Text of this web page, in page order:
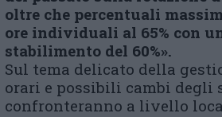
oltre che percentuali
ore individuali al 65% con
stabilimento del 60%».
Sul tema delicato della
orari e possibili cambi degli
confronteranno a livello